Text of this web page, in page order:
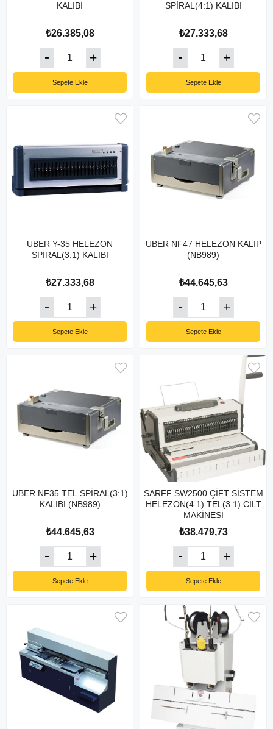
KALIBI
₺26.385,08
Sepete Ekle
SPİRAL(4:1) KALIBI
₺27.333,68
Sepete Ekle
UBER Y-35 HELEZON
SPİRAL(3:1) KALIBI
₺27.333,68
Sepete Ekle
UBER NF47 HELEZON KALIP
(NB989)
₺44.645,63
Sepete Ekle
UBER NF35 TEL SPİRAL(3:1)
KALIBI (NB989)
₺44.645,63
Sepete Ekle
SARFF SW2500 ÇİFT SİSTEM
HELEZON(4:1) TEL(3:1) CİLT
MAKİNESİ
₺38.479,73
Sepete Ekle